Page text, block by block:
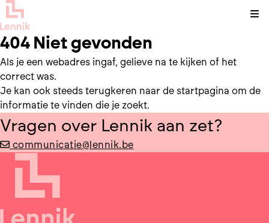
404 Niet gevonden
Als je een webadres ingaf, gelieve na te kijken of het
correct was.
Je kan ook steeds terugkeren naar de startpagina om de
informatie te vinden die je zoekt.
Vragen over Lennik aan zet?
communicatie@lennik.be